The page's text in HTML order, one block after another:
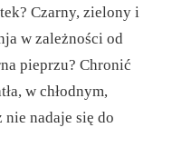
Czarny, zielony i
w zależności od
pieprzu? Chronić
w chłodnym,
nadaje się do